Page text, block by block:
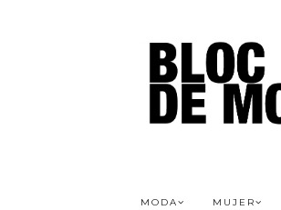
MODA MUJER